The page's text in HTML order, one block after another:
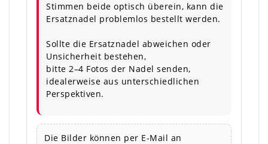
Stimmen beide optisch überein, kann die
Ersatznadel problemlos bestellt werden.
Sollte die Ersatznadel abweichen oder
Unsicherheit bestehen,
bitte 2–4 Fotos der Nadel senden,
idealerweise aus unterschiedlichen
Perspektiven.
Die Bilder können per E-Mail an